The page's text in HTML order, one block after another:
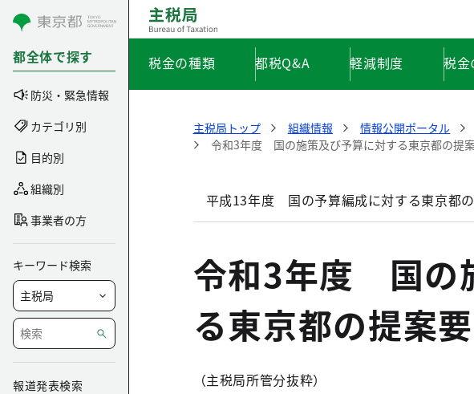
コンテンツにスキップ
都全体で探す
防災・緊急情報
カテゴリ別
目的別
組織別
事業者の方
キーワード検索
報道発表検索
税金の種類 都税Q&A 軽減制度 税金
主税局トップ 組織情報 情報公開ポータル
令和3年度 国の施策及び予算に対する東京都の提
平成13年度 国の予算編成に対する東京都
令和3年度 国の
る東京都の提案
（主税局所管分抜粋）